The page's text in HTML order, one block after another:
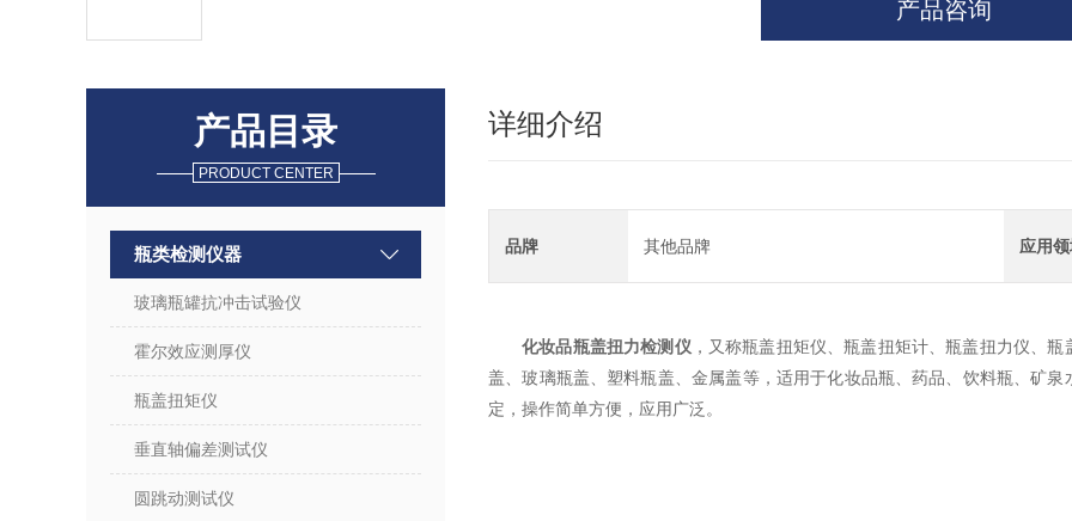
产品咨询
产品目录
PRODUCT CENTER
瓶类检测仪器
玻璃瓶罐抗冲击试验仪
霍尔效应测厚仪
瓶盖扭矩仪
垂直轴偏差测试仪
圆跳动测试仪
详细介绍
品牌 其他品牌 应用
化妆品瓶盖扭力检测仪，又称瓶盖扭矩仪、瓶盖扭矩计、瓶盖扭力仪、
盖、玻璃瓶盖、塑料瓶盖、金属盖等，适用于化妆品瓶、药品、饮料瓶、矿
定，操作简单方便，应用广泛。